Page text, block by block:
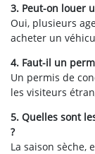
3. Peut-on louer
Oui, plusieurs
acheter un
4. Faut-il un
Un permis de
les visiteurs
5. Quelles sont
?
La saison sèche,